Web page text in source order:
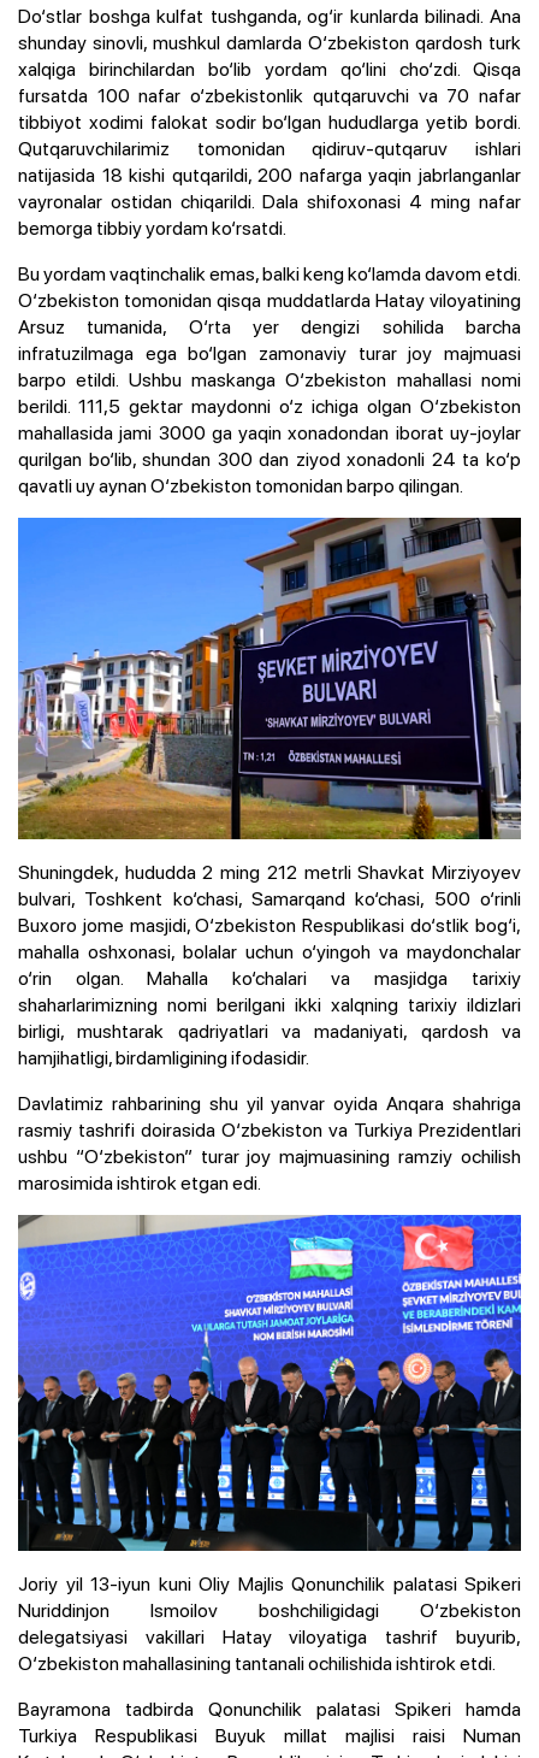
Do‘stlar boshga kulfat tushganda, og‘ir kunlarda bilinadi. Ana
shunday sinovli, mushkul damlarda O‘zbekiston qardosh turk
xalqiga birinchilardan bo‘lib yordam qo‘lini cho‘zdi. Qisqa
fursatda 100 nafar o‘zbekistonlik qutqaruvchi va 70 nafar
tibbiyot xodimi falokat sodir bo‘lgan hududlarga yetib bordi.
Qutqaruvchilarimiz tomonidan qidiruv-qutqaruv ishlari
natijasida 18 kishi qutqarildi, 200 nafarga yaqin jabrlanganlar
vayronalar ostidan chiqarildi. Dala shifoxonasi 4 ming nafar
bemorga tibbiy yordam ko‘rsatdi.
Bu yordam vaqtinchalik emas, balki keng ko‘lamda davom etdi.
O‘zbekiston tomonidan qisqa muddatlarda Hatay viloyatining
Arsuz tumanida, O‘rta yer dengizi sohilida barcha
infratuzilmaga ega bo‘lgan zamonaviy turar joy majmuasi
barpo etildi. Ushbu maskanga O‘zbekiston mahallasi nomi
berildi. 111,5 gektar maydonni o‘z ichiga olgan O‘zbekiston
mahallasida jami 3000 ga yaqin xonadondan iborat uy-joylar
qurilgan bo‘lib, shundan 300 dan ziyod xonadonli 24 ta ko‘p
qavatli uy aynan O‘zbekiston tomonidan barpo qilingan.
Shuningdek, hududda 2 ming 212 metrli Shavkat Mirziyoyev
bulvari, Toshkent ko‘chasi, Samarqand ko‘chasi, 500 o‘rinli
Buxoro jome masjidi, O‘zbekiston Respublikasi do‘stlik bog‘i,
mahalla oshxonasi, bolalar uchun o‘yingoh va maydonchalar
o‘rin olgan. Mahalla ko‘chalari va masjidga tarixiy
shaharlarimizning nomi berilgani ikki xalqning tarixiy ildizlari
birligi, mushtarak qadriyatlari va madaniyati, qardosh va
hamjihatligi, birdamligining ifodasidir.
Davlatimiz rahbarining shu yil yanvar oyida Anqara shahriga
rasmiy tashrifi doirasida O‘zbekiston va Turkiya Prezidentlari
ushbu “O‘zbekiston” turar joy majmuasining ramziy ochilish
marosimida ishtirok etgan edi.
Joriy yil 13-iyun kuni Oliy Majlis Qonunchilik palatasi Spikeri
Nuriddinjon Ismoilov boshchiligidagi O‘zbekiston
delegatsiyasi vakillari Hatay viloyatiga tashrif buyurib,
O‘zbekiston mahallasining tantanali ochilishida ishtirok etdi.
Bayramona tadbirda Qonunchilik palatasi Spikeri hamda
Turkiya Respublikasi Buyuk millat majlisi raisi Numan